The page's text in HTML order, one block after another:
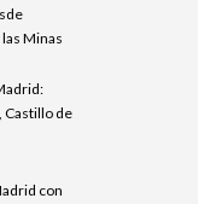
Minas
Castillo de
con